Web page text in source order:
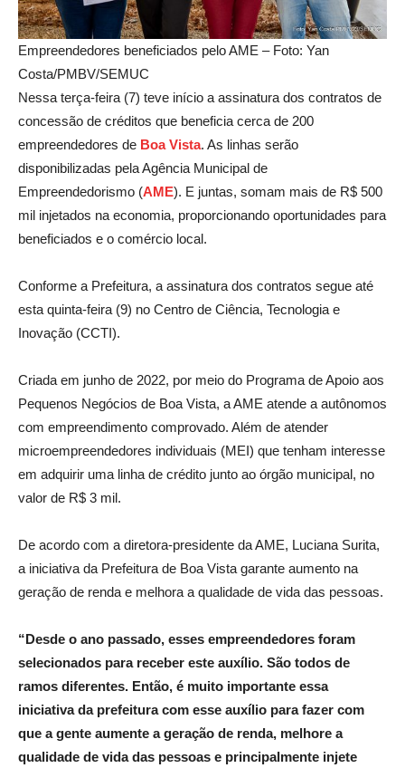
Empreendedores beneficiados pelo AME – Foto: Yan
Costa/PMBV/SEMUC
Nessa terça-feira (7) teve início a assinatura dos contratos de
concessão de créditos que beneficia cerca de 200
empreendedores de Boa Vista. As linhas serão
disponibilizadas pela Agência Municipal de
Empreendedorismo (AME). E juntas, somam mais de R$ 500
mil injetados na economia, proporcionando oportunidades para
beneficiados e o comércio local.
Conforme a Prefeitura, a assinatura dos contratos segue até
esta quinta-feira (9) no Centro de Ciência, Tecnologia e
Inovação (CCTI).
Criada em junho de 2022, por meio do Programa de Apoio aos
Pequenos Negócios de Boa Vista, a AME atende a autônomos
com empreendimento comprovado. Além de atender
microempreendedores individuais (MEI) que tenham interesse
em adquirir uma linha de crédito junto ao órgão municipal, no
valor de R$ 3 mil.
De acordo com a diretora-presidente da AME, Luciana Surita,
a iniciativa da Prefeitura de Boa Vista garante aumento na
geração de renda e melhora a qualidade de vida das pessoas.
“Desde o ano passado, esses empreendedores foram
selecionados para receber este auxílio. São todos de
ramos diferentes. Então, é muito importante essa
iniciativa da prefeitura com esse auxílio para fazer com
que a gente aumente a geração de renda, melhore a
qualidade de vida das pessoas e principalmente injete